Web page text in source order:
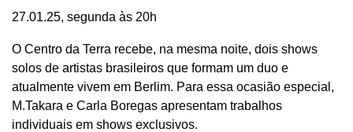
27.01.25, segunda às 20h
O Centro da Terra recebe, na mesma noite, dois shows
solos de artistas brasileiros que formam um duo e
atualmente vivem em Berlim. Para essa ocasião especial,
M.Takara e Carla Boregas apresentam trabalhos
individuais em shows exclusivos.